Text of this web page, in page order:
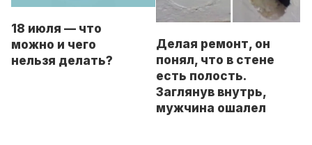
18 июля — что
можно и чего
нельзя делать?
Делая ремонт, он
понял, что в стене
есть полость.
Заглянув внутрь,
мужчина ошалел